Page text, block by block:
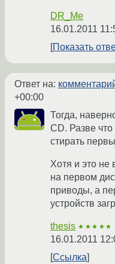
DR_Me
16.01.2011
Показать
Ответ на:
+00:00
Тогда,
CD. Разве
стирать
Хотя и это
на первом
приводы, а
устройств
thesis ★★★★★
16.01.2011
Ссылка